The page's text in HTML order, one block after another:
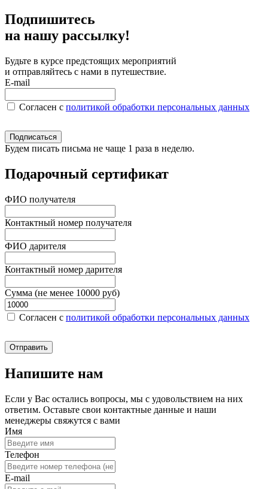
Подпишитесь
на нашу рассылку!
Будьте в курсе предстоящих мероприятий
и отправляйтесь с нами в путешествие.
E-mail
Согласен c политикой обработки персональных данных
Подписаться
Будем писать письма не чаще 1 раза в неделю.
Подарочный сертификат
ФИО получателя
Контактный номер получателя
ФИО дарителя
Контактный номер дарителя
Сумма (не менее 10000 руб)
Согласен c политикой обработки персональных данных
Отправить
Напишите нам
Если у Вас остались вопросы, мы с удовольствием на них
ответим. Оставьте свои контактные данные и наши
менеджеры свяжутся с вами
Имя
Телефон
E-mail